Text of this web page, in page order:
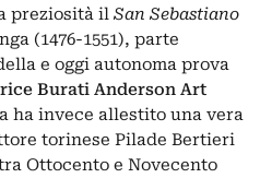
preziosità il San Sebastiano
(1476-1551), parte
e oggi autonoma prova
Burati Anderson Art
ha invece allestito una vera
torinese Pilade Bertieri
Ottocento e Novecento